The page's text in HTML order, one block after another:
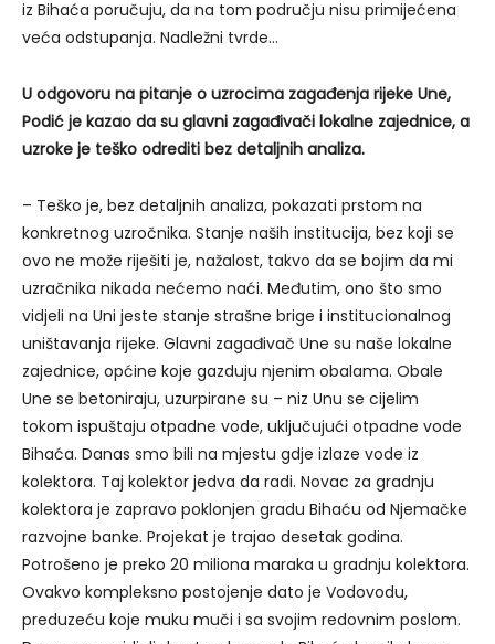
iz Bihaća poručuju, da na tom području nisu primijećena
veća odstupanja. Nadležni tvrde…
U odgovoru na pitanje o uzrocima zagađenja rijeke Une,
Podić je kazao da su glavni zagađivači lokalne zajednice, a
uzroke je teško odrediti bez detaljnih analiza.
– Teško je, bez detaljnih analiza, pokazati prstom na
konkretnog uzročnika. Stanje naših institucija, bez koji se
ovo ne može riješiti je, nažalost, takvo da se bojim da mi
uzračnika nikada nećemo naći. Međutim, ono što smo
vidjeli na Uni jeste stanje strašne brige i institucionalnog
uništavanja rijeke. Glavni zagađivač Une su naše lokalne
zajednice, općine koje gazduju njenim obalama. Obale
Une se betoniraju, uzurpirane su – niz Unu se cijelim
tokom ispuštaju otpadne vode, uključujući otpadne vode
Bihaća. Danas smo bili na mjestu gdje izlaze vode iz
kolektora. Taj kolektor jedva da radi. Novac za gradnju
kolektora je zapravo poklonjen gradu Bihaću od Njemačke
razvojne banke. Projekat je trajao desetak godina.
Potrošeno je preko 20 miliona maraka u gradnju kolektora.
Ovakvo kompleksno postojenje dato je Vodovodu,
preduzeću koje muku muči i sa svojim redovnim poslom.